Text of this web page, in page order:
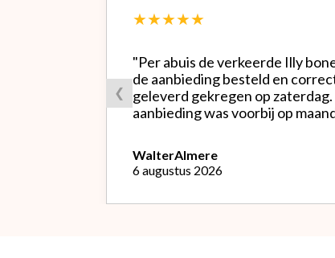
❮
★★★★★
"Per abuis de verkeerde Illy
de aanbieding besteld en
geleverd gekregen op zaterdag. De
aanbieding was voorbij op
soort. Telefonisch gevraagd of ze
geruild konden worden voor de
WalterAlmere
6 augustus 2026